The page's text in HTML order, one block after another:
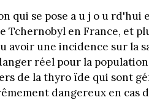
qui se pose a u j o u rd'hui
Tchernobyl en France, et
avoir une incidence sur la
réel pour la population
de la thyro ïde qui sont
dangereux en cas